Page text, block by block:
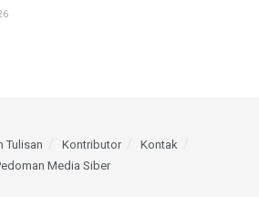
Tulisan Kontributor
Kontak
Media Siber